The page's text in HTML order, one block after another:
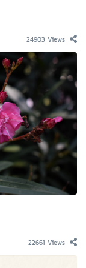
24903 Views
22661 Views